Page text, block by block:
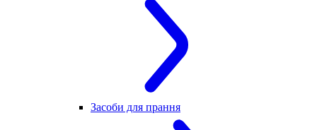
Засоби для прання